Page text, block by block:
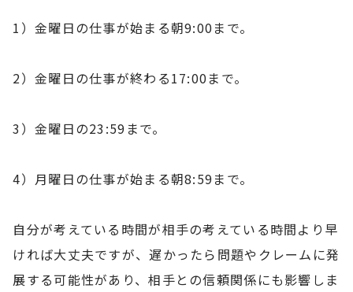
1）金曜日の仕事が始まる朝9:00まで。
2）金曜日の仕事が終わる17:00まで。
3）金曜日の23:59まで。
4）月曜日の仕事が始まる朝8:59まで。
自分が考えている時間が相手の考えている時間より早
ければ大丈夫ですが、遅かったら問題やクレームに発
展する可能性があり、相手との信頼関係にも影響しま